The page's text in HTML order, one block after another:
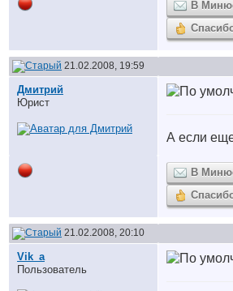
В
21.02.2008, 19:59
Дмитрий
Юрист
А если
В
21.02.2008, 20:10
Vik_a
Пользователь